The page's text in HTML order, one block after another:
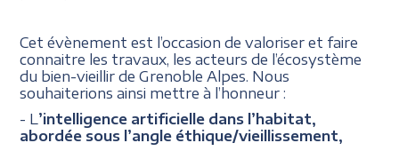
Cet évènement est l’occasion de valoriser et faire
connaitre les travaux, les acteurs de l’écosystème
du bien-vieillir de Grenoble Alpes. Nous
souhaiterions ainsi mettre à l’honneur :
- L ’intelligence artificielle dans l’habitat,
abordée sous l’angle éthique/vieillissement,